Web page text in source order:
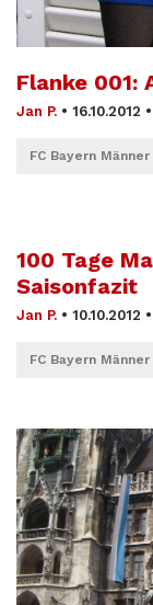
Flanke 001:
Jan P. • 16.10.2012 •
FC Bayern Männer
100 Tage
Saisonfazit
Jan P. • 10.10.2012 •
FC Bayern Männer